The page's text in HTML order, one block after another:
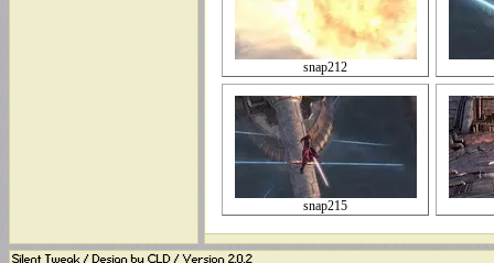
snap212
snap215